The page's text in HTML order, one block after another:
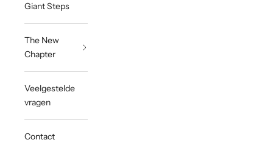
Giant Steps
The New
Chapter
Veelgestelde
vragen
Contact